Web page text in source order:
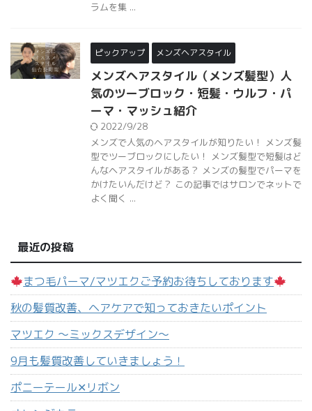
ラムを集 ...
ピックアップ メンズヘアスタイル
メンズヘアスタイル（メンズ髪型）人
気のツーブロック・短髪・ウルフ・パ
ーマ・マッシュ紹介
2022/9/28
メンズで人気のヘアスタイルが知りたい！ メンズ髪
型でツーブロックにしたい！ メンズ髪型で短髪はど
んなヘアスタイルがある？ メンズの髪型でパーマを
かけたいんだけど？ この記事ではサロンでネットで
よく聞く ...
最近の投稿
まつ毛パーマ/マツエクご予約お待ちしております
秋の髪質改善、ヘアケアで知っておきたいポイント
マツエク 〜ミックスデザイン〜
9月も髪質改善していきましょう！
ポニーテール‪✕‬リボン